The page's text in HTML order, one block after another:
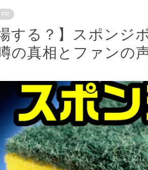
PR
場する？】スポンジ
の真相とファンの